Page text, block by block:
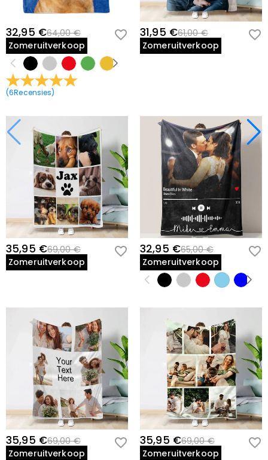
32,95 €64,00 €
Zomeruitverkoop
(6Recensies)
31,95 €61,00 €
Zomeruitverkoop
35,95 €69,00 €
Zomeruitverkoop
32,95 €65,00 €
Zomeruitverkoop
35,95 €69,00 €
Zomeruitverkoop
35,95 €69,00 €
Zomeruitverkoop